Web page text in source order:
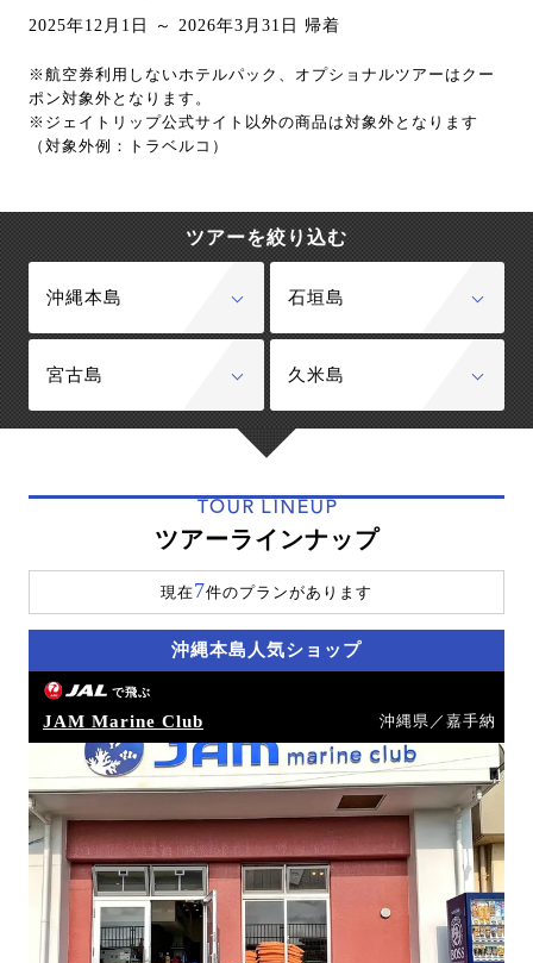
2025年12月1日 ～ 2026年3月31日 帰着
※航空券利用しないホテルパック、オプショナルツアーはクー
ポン対象外となります。
※ジェイトリップ公式サイト以外の商品は対象外となります
（対象外例：トラベルコ）
ツアーを絞り込む
沖縄本島 石垣島
宮古島 久米島
TOUR LINEUP
ツアーラインナップ
現在7件のプランがあります
沖縄本島人気ショップ
で飛ぶ
JAM Marine Club 沖縄県／嘉手納